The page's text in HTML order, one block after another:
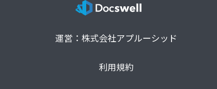
運営：株式会社アプルーシッド
利用規約